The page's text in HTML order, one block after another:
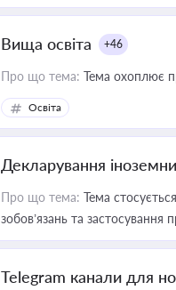
Вища освіта +46
Про що тема: Тема охоплює
Освіта
Декларування
Про що тема: Тема
зобов’язань та
Telegram канали для